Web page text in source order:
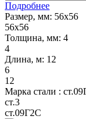
Подробнее
Размер, мм: 56х56
56х56
Толщина, мм: 4
4
Длина, м: 12
6
12
Марка стали :
ст.3
ст.09Г2С